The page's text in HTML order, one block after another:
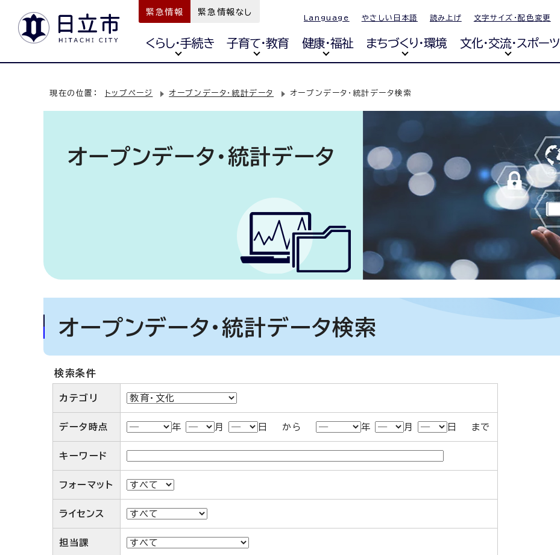
緊急情報 緊急情報なし
Language やさしい日本語 読み上げ 文字サイズ・配色変更
くらし・手続き 子育て・教育 健康・福祉 まちづくり・環境 文化・交流・スポーツ
現在の位置： トップページ オープンデータ・統計データ オープンデータ・統計データ検索
オープンデータ・統計データ
オープンデータ・統計データ検索
検索条件
カテゴリ
データ時点 年 月 日 から 年 月 日 まで
キーワード
フォーマット
ライセンス
担当課